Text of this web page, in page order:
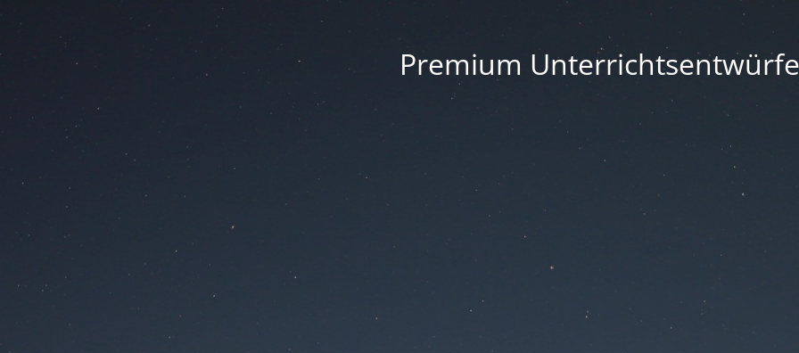
Premium Unterrichtsentwürfe